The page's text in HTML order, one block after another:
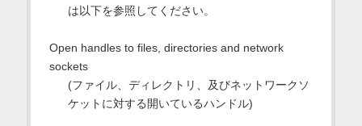
は以下を参照してください。
Open handles to files, directories and network
sockets
(ファイル、ディレクトリ、及びネットワークソ
ケットに対する開いているハンドル)